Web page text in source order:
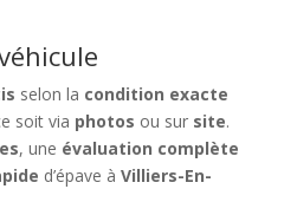
selon la condition exacte
soit via photos ou sur site.
, une évaluation complète
d’épave à Villiers-En-